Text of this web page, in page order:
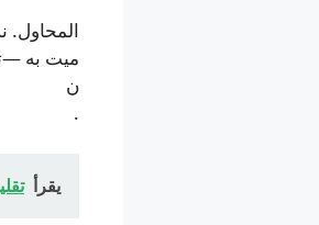
المحاول.
ميت به
ن
.
يقرأ